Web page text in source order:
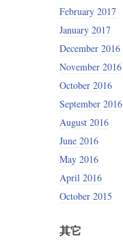
February 2017
January 2017
December 2016
November 2016
October 2016
September 2016
August 2016
June 2016
May 2016
April 2016
October 2015
其它